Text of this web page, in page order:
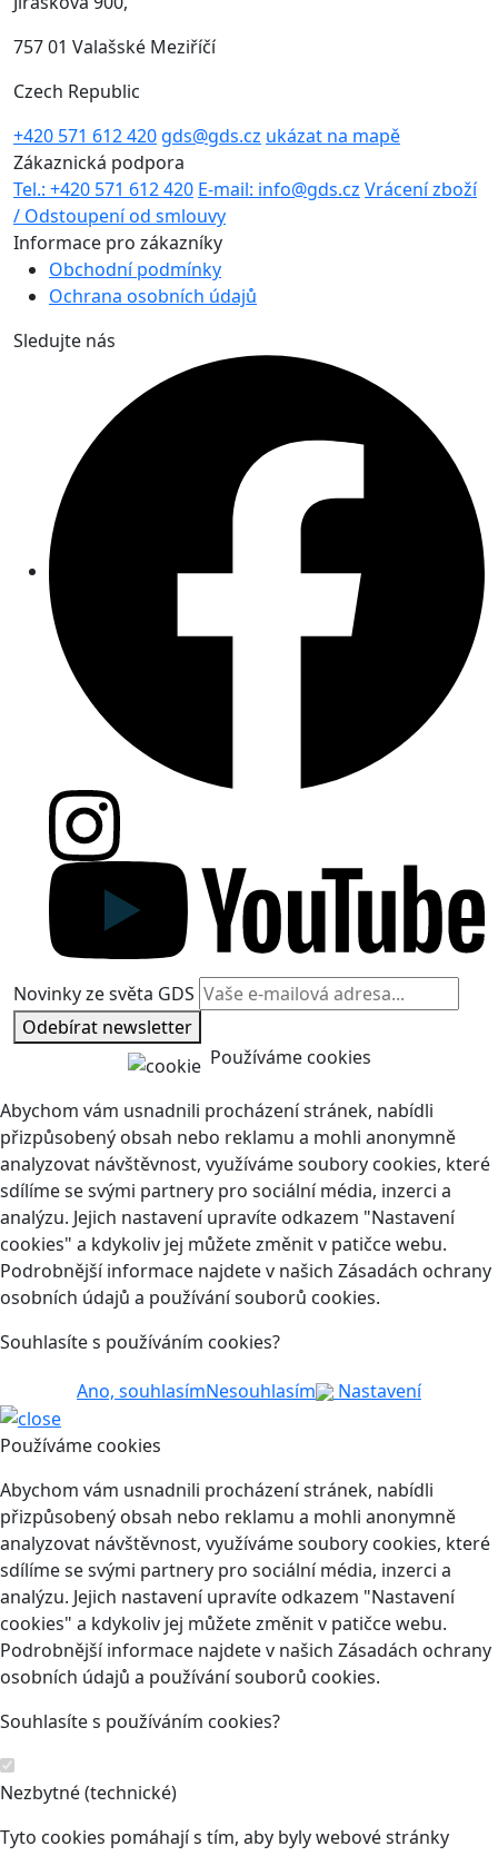
757 01 Valašské Meziříčí
Czech Republic
+420 571 612 420 gds@gds.cz ukázat na mapě
Zákaznická podpora
Tel.: +420 571 612 420 E-mail: info@gds.cz Vrácení zboží
/ Odstoupení od smlouvy
Informace pro zákazníky
Obchodní podmínky
Ochrana osobních údajů
Sledujte nás
Novinky ze světa GDS
Odebírat newsletter
Používáme cookies
Abychom vám usnadnili procházení stránek, nabídli
přizpůsobený obsah nebo reklamu a mohli anonymně
analyzovat návštěvnost, využíváme soubory cookies, které
sdílíme se svými partnery pro sociální média, inzerci a
analýzu. Jejich nastavení upravíte odkazem "Nastavení
cookies" a kdykoliv jej můžete změnit v patičce webu.
Podrobnější informace najdete v našich Zásadách ochrany
osobních údajů a používání souborů cookies.
Souhlasíte s používáním cookies?
Ano, souhlasímNesouhlasím Nastavení
Používáme cookies
Abychom vám usnadnili procházení stránek, nabídli
přizpůsobený obsah nebo reklamu a mohli anonymně
analyzovat návštěvnost, využíváme soubory cookies, které
sdílíme se svými partnery pro sociální média, inzerci a
analýzu. Jejich nastavení upravíte odkazem "Nastavení
cookies" a kdykoliv jej můžete změnit v patičce webu.
Podrobnější informace najdete v našich Zásadách ochrany
osobních údajů a používání souborů cookies.
Souhlasíte s používáním cookies?
Nezbytné (technické)
Tyto cookies pomáhají s tím, aby byly webové stránky